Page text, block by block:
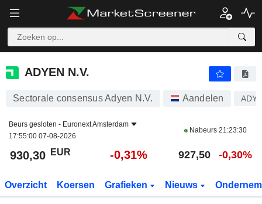
ADYEN N.V.
ADYEN N.V.
Sectorale consensus Adyen N.V. Aandelen
Beurs gesloten - Euronext Amsterdam
17:55:00 07-08-2026
Nabeurs 21:23:30
930,30 EUR -0,31% 927,50 -0,30%
Overzicht Koersen Grafieken Nieuws